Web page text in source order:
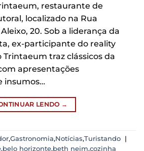
restaurante de
localizado na Rua
20. Sob a liderança da
ex-participante do reality
Trintaeum traz clássicos da
apresentações
insumos…
LENDO →
,Gastronomia,Notícias,Turistando |
,belo horizonte,beth nejm,cozinha